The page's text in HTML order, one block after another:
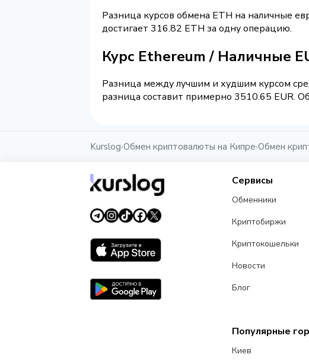
Разница курсов обмена ETH на наличные
достигает 316.82 ETH за одну операцию.
Курс Ethereum / Наличные
Разница между лучшим и худшим курсом
разница составит примерно 3510.65 EUR.
Kurslog›Обмен криптовалюты на Кипре›Обмен
Сервисы
Обменники
Криптобиржи
Криптокошельки
Новости
Блог
Популярные
Киев